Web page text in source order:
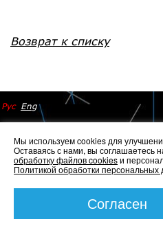
Возврат к списку
Рус Eng
© 2014 - 2026
Политика по обработке и
Политика по работе
Создание сайта —
Мы используем cookies для
Оставаясь с нами, вы соглашаетесь
обработку файлов cookiesи
Политикой обработки персональных
Согласен